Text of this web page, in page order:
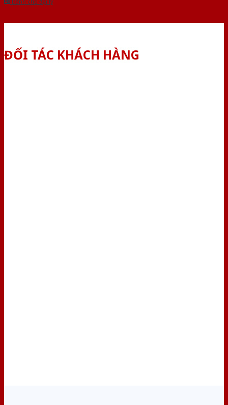
Dành cho đại lý
ĐỐI TÁC KHÁCH HÀNG